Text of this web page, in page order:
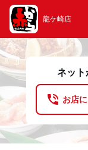
龍ケ崎店
ネット
phone_in_talk お店